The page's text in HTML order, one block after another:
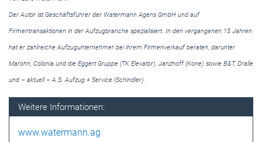
Der Autor ist Geschäftsführer der Watermann Agens GmbH und auf
Firmentransaktionen in der Aufzugbranche spezialisiert. In den vergangenen 15 Jahren
hat er zahlreiche Aufzugunternehmer bei ihrem Firmenverkauf beraten, darunter
Marohn, Colonia und die Eggert Gruppe (TK Elevator), Janzhoff (Kone) sowie B&T, Dralle
und – aktuell – A.S. Aufzug + Service (Schindler).
Weitere Informationen:
www.watermann.ag